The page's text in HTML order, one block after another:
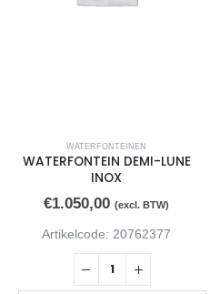
WATERFONTEINEN
WATERFONTEIN DEMI-LUNE
INOX
€1.050,00 (excl. BTW)
Artikelcode: 20762377